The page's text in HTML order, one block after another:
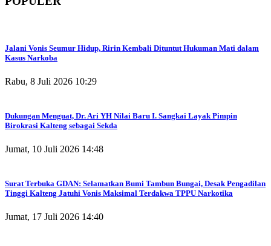
Jalani Vonis Seumur Hidup, Ririn Kembali Dituntut Hukuman Mati dalam
Kasus Narkoba
Rabu, 8 Juli 2026 10:29
Dukungan Menguat, Dr. Ari YH Nilai Baru I. Sangkai Layak Pimpin
Birokrasi Kalteng sebagai Sekda
Jumat, 10 Juli 2026 14:48
Surat Terbuka GDAN: Selamatkan Bumi Tambun Bungai, Desak Pengadilan
Tinggi Kalteng Jatuhi Vonis Maksimal Terdakwa TPPU Narkotika
Jumat, 17 Juli 2026 14:40